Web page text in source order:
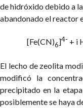
de hidróxido debido a
abandonado el reactor
[Fe(CN)6]4- + i
El lecho de zeolita
modificó la
precipitado en la
posiblemente se haya